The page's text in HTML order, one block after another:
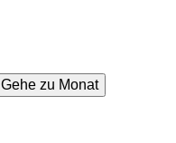
Gehe zu Monat